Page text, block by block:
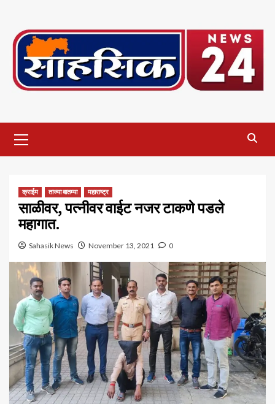
content
Menu
क्राईम ताज्या बातम्या महाराष्ट्र
साळीवर, पत्नीवर वाईट नजर टाकणे पडले
महागात.
Sahasik News November 13, 2021 0